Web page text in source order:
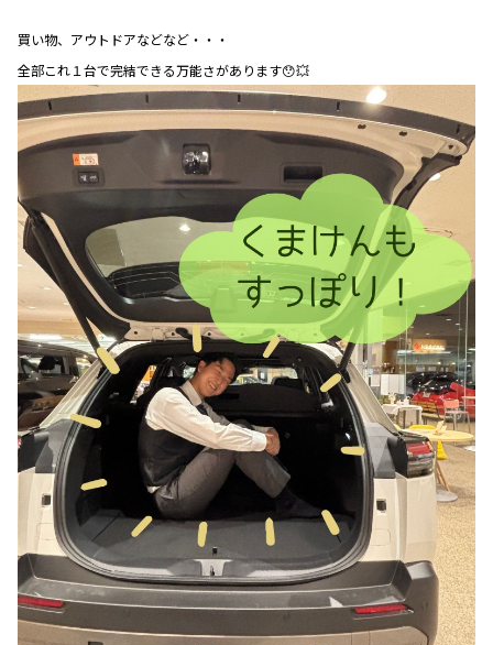
買い物、アウトドアなどなど・・・
全部これ１台で完結できる万能さがあります😯💥